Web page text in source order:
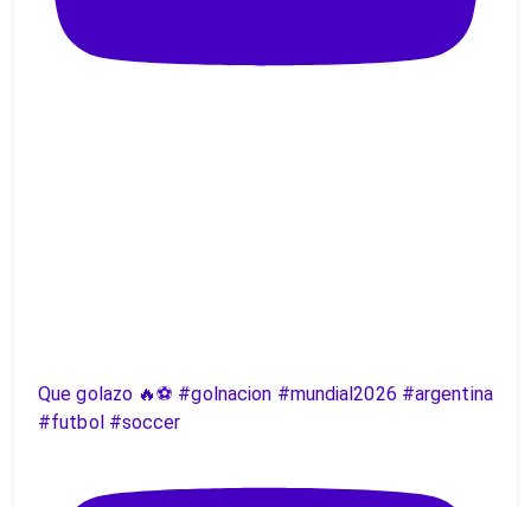
Que golazo 🔥⚽️ #golnacion #mundial2026 #argentina
#futbol #soccer